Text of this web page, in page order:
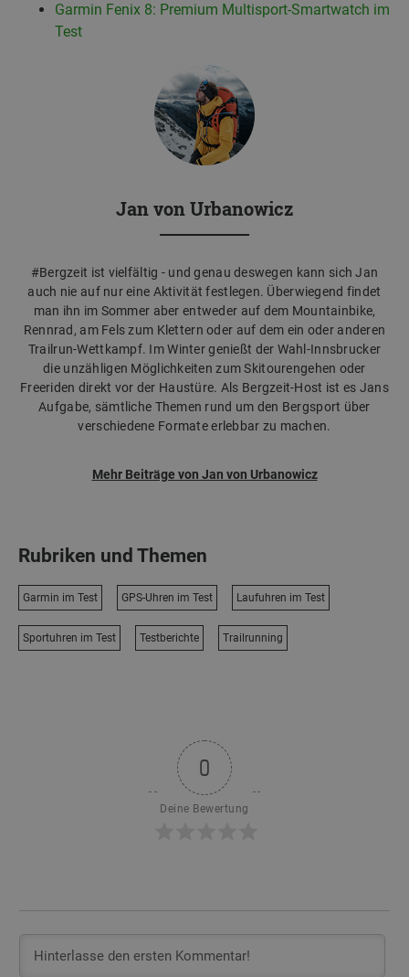
Garmin Fenix 8: Premium Multisport-Smartwatch im
Test
Jan von Urbanowicz
#Bergzeit ist vielfältig - und genau deswegen kann sich Jan
auch nie auf nur eine Aktivität festlegen. Überwiegend findet
man ihn im Sommer aber entweder auf dem Mountainbike,
Rennrad, am Fels zum Klettern oder auf dem ein oder anderen
Trailrun-Wettkampf. Im Winter genießt der Wahl-Innsbrucker
die unzähligen Möglichkeiten zum Skitourengehen oder
Freeriden direkt vor der Haustüre. Als Bergzeit-Host ist es Jans
Aufgabe, sämtliche Themen rund um den Bergsport über
verschiedene Formate erlebbar zu machen.
Mehr Beiträge von Jan von Urbanowicz
Rubriken und Themen
Garmin im Test GPS-Uhren im Test Laufuhren im Test
Sportuhren im Test Testberichte Trailrunning
0
Deine Bewertung